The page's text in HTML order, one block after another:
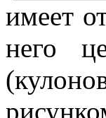
имеет
него